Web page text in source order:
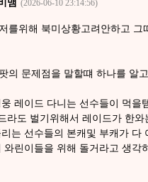
(2026-06-10 23:14:56)
를위해 북미상황고려안하고
의 문제점을 말할떄 하나를 알
레이드 다니는 선수들이 먹을
라도 벌기위해서 레이드가 한
는 선수들의 본캐및 부캐가
와린이들을 위해 돌거라고 생각